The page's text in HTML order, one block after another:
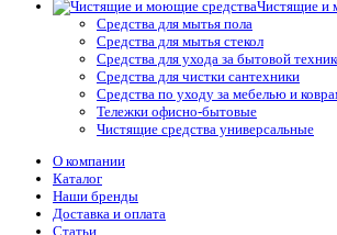
Чистящие и
Средства для мытья пола
Средства для мытья стекол
Средства для ухода за бытовой
Средства для чистки сантехники
Средства по уходу за мебелью и
Тележки офисно-бытовые
Чистящие средства универсальные
О компании
Каталог
Наши бренды
Доставка и оплата
Статьи